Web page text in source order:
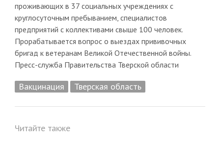
проживающих в 37 социальных учреждениях с
круглосуточным пребыванием, специалистов
предприятий с коллективами свыше 100 человек.
Прорабатывается вопрос о выездах прививочных
бригад к ветеранам Великой Отечественной войны.
Пресс-служба Правительства Тверской области
Вакцинация Тверская область
Читайте также